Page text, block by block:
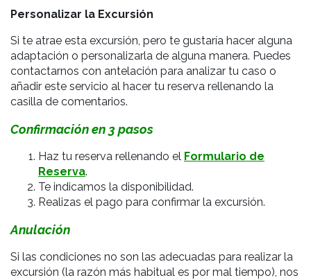
Personalizar la Excursión
Si te atrae esta excursión, pero te gustaría hacer alguna
adaptación o personalizarla de alguna manera. Puedes
contactarnos con antelación para analizar tu caso o
añadir este servicio al hacer tu reserva rellenando la
casilla de comentarios.
Confirmación en 3 pasos
Haz tu reserva rellenando el Formulario de
Reserva.
Te indicamos la disponibilidad.
Realizas el pago para confirmar la excursión.
Anulación
Si las condiciones no son las adecuadas para realizar la
excursión (la razón más habitual es por mal tiempo), nos